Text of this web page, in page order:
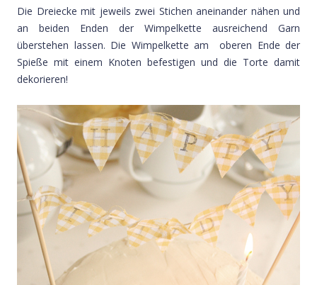
Die Dreiecke mit jeweils zwei Stichen aneinander nähen und
an beiden Enden der Wimpelkette ausreichend Garn
überstehen lassen. Die Wimpelkette am oberen Ende der
Spieße mit einem Knoten befestigen und die Torte damit
dekorieren!